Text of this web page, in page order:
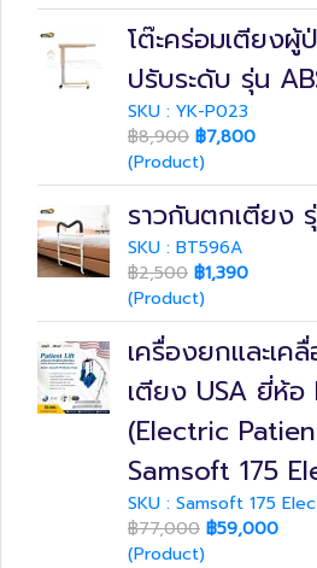
โต๊ะคร่อมเตียงผู้
ปรับระดับ รุ่น
SKU : YK-P023
฿8,900 ฿7,800
(Product)
ราวกันตกเตียง
SKU : BT596A
฿2,500 ฿1,390
(Product)
เครื่องยกและเ
เตียง USA ยี่ห้อ
(Electric
Samsoft 175
SKU : Samsoft 175
฿77,000 ฿59,000
(Product)